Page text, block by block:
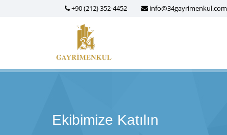
+90 (212) 352-4452 info@34gayrimenkul.com
Ekibimize Katılın